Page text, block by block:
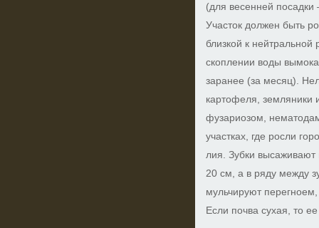
(для весенней
Участок должен быть
близкой к
скоплении воды
заранее (за месяц).
картофеля, земляники
фузариозом,
участках, где росли
лия. Зубки
20 см, а в ряду между
мульчируют
Если почва сухая, то